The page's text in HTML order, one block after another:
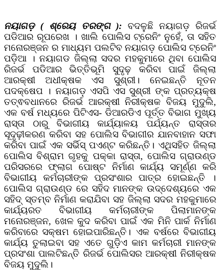
ନୟାଗଡ଼ ( ଶ୍ରେୟ ତରଙ୍ଗ ): ବଦଳୁଛି ନୟାଗଡ଼ ରିଜର୍ଭ
ପଡିଆର ରୂପରେଖ । ଖାଲି ପୋଲିସ ଟ୍ରେନିଂ ନୁହେଁ, ତା ସହିତ
ମନୋରଞ୍ଜନ ର ମାଧ୍ୟମ ପଲଟିବ ନୟାଗଡ଼ ପୋଲିସ ଟ୍ରେନିଂ
ପଡ଼ିଆ । ନୟାଗଡ ଜିଲ୍ଲା ସଦର ମହକୁମାରେ ଥିବା ପୋଲିସ
ରିଜର୍ଭ ପଡିଆର ଭିତ୍ତିଭୂମି ସୁଦୃଢ଼ କରିବା ପାଇଁ ଜିଲ୍ଲା
ଆରକ୍ଷୀ ଅଧୀକ୍ଷକ ଏସ ସୁଶ୍ରୀ। ନେଇଛନ୍ତି ନୂତନ
ପଦକ୍ଷେପ । ନୟାଗଡ଼ ଏସପି ଏସ ସୁଶ୍ରୀ ଙ୍କ ପ୍ରତ୍ୟକ୍ଷ
ତତ୍ଵବଧାନରେ ରିଜର୍ଭ ଆରକ୍ଷୀ ନିରୀକ୍ଷକ ବିଜୟ ମୁଦୁଲି,
ଏକ ବର୍ଷ ମଧ୍ୟରେ ପିଟିଏସ- ଡିଆରଡିଏ ପୂର୍ତ୍ତ ବିଭାଗ ମୁଖ୍ୟ
ରାସ୍ତା ଠାରୁ ବିଭାଗୀୟ କାର୍ଯ୍ୟାଳୟ ପର୍ଯ୍ୟନ୍ତ ରାସ୍ତାର
ସୂଦୃଢ଼ୀକରଣ କରିବା ସହ ପୋଲିସ ବିଭାଗୀର ଯାନବାହାନ ସଫା
କରିବା ପାଇଁ ଏକ ସର୍ଭିସ୍ ପଏଣ୍ଟ କରିଛନ୍ତି। ଏଥିସହିତ ଜିଲ୍ଲା
ପୋଲିସ ବିଶ୍ରାମ ଗୃହକୁ ପକ୍କା ରାସ୍ତା, ପୋଲିସ ଗ୍ରାଉଣ୍ଡ
ପରିସରରେ ଫ୍ଲାଗ ପୋଷ୍ଟ ନିର୍ମାଣ କାର୍ଯ୍ୟ ସମୂର୍ଣ୍ଣ କରି
ବିଭାଗୀୟ କର୍ମଚାରୀଙ୍କ ପ୍ରସଂଶାର ପାତ୍ର ହୋଇଛନ୍ତି ।
ପୋଲିସ ଗ୍ରାଉଣ୍ଡ ରେ ସହିଦ ମାନଙ୍କ ଉଦ୍ଦେଶ୍ୟରେ ଏକ
ସହିଦ୍ ସ୍ତମ୍ବ ନିର୍ମାଣ କରାଯିବା ସହ ଜିଲ୍ଲା ସଦର ମହକୁମାରେ
କାର୍ଯ୍ୟରତ ବିଭାଗୀୟ କର୍ମଚାରୀଙ୍କ ପିଲାମାନଙ୍କ
ମନୋରଞ୍ଜନ, ଖେଳ କୁଦ କରିବା ପାଇଁ ଏକ ମିନି ପାର୍କ ନିର୍ମାଣ
କରିବାରେ ସକ୍ଷମ ହୋଇପାରିଛନ୍ତି। ଏକ ବର୍ଷରେ ବିଭାଗୀୟ
କାର୍ଯ୍ୟ ତୁଲାଇବା ସହ ଏତେ ଗୁଡ଼ିଏ କାମ କର୍ମଚାରୀ ମାନଙ୍କ
ପ୍ରସଂଶା ପାଲଟିଛନ୍ତି ରିଜର୍ଭ ପୋଲିସର ଆରକ୍ଷୀ ନିରୀକ୍ଷକ
ବିଜୟ ମୁଦୁଲି।